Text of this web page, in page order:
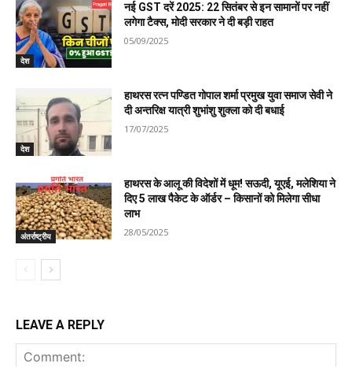
देश
नई GST दरें 2025: 22 सितंबर से इन सामानों पर नहीं
लगेगा टैक्स, मोदी सरकार ने दी बड़ी राहत
05/09/2025
देश
हाथरस रत्न पण्डित गोपाल शर्मा प्रमुख युवा समाज सेवी ने
दी अन्तरिक्ष यात्री शुभांशु शुक्ला को दी बधाई
17/07/2025
अंतर्राष्ट्रीय
हाथरस के आलू की विदेशों में धूम! सऊदी, यूएई, मलेशिया ने
दिए 5 लाख पैकेट के ऑर्डर – किसानों को मिलेगा सीधा
लाभ
28/05/2025
LEAVE A REPLY